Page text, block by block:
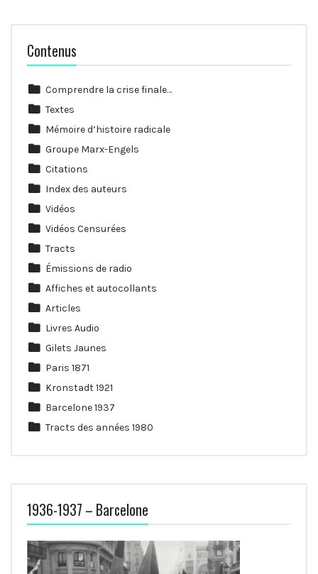
Contenus
Comprendre la crise finale…
Textes
Mémoire d’histoire radicale
Groupe Marx-Engels
Citations
Index des auteurs
Vidéos
Vidéos Censurées
Tracts
Émissions de radio
Affiches et autocollants
Articles
Livres Audio
Gilets Jaunes
Paris 1871
Kronstadt 1921
Barcelone 1937
Tracts des années 1980
1936-1937 – Barcelone